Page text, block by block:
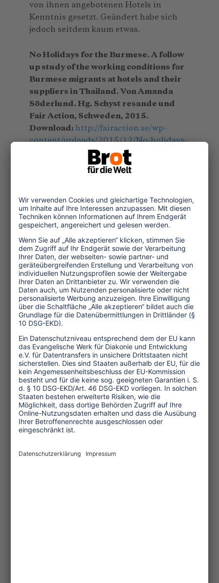
von ihnen angebotenen Hotels in
Kenntnis gesetzt. Geändert habe sich
jedoch seitdem kaum etwas.
No Holidays for the Burmese. A follow
up study of the working conditions for
Burmese migrants at hotels and their
suppliers in Thailand. Von Amanda
Söderlund. Hg. Schyst resande und
Fair Action, Schweden, 2015.
Download: http://fairaction.se/wp-
content/uploads/2015/12/No-holidays-
for-the-burmese_9-december-2015.pdf
(1.428 Zeichen, März 2016, TW 82)
Themen
Tourismuspolitik
Kultur und Religion
Umwelt und Klima
Wirtschaft